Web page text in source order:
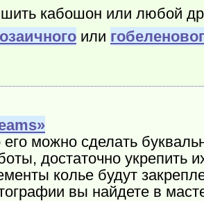
кабошон или любой
или
можно сделать
достаточно укрепить
колье будут
вы найдете в